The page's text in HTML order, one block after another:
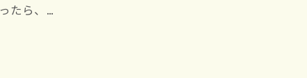
ったら、…